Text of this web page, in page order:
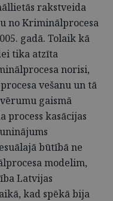
rakstveida
no Kriminālprocesa
gadā. Tolaik kā
tika atzīta
norisi,
vešanu un tā
gaismā
process kasācijas
būtībā ne
modelim,
Latvijas
kad spēkā bija